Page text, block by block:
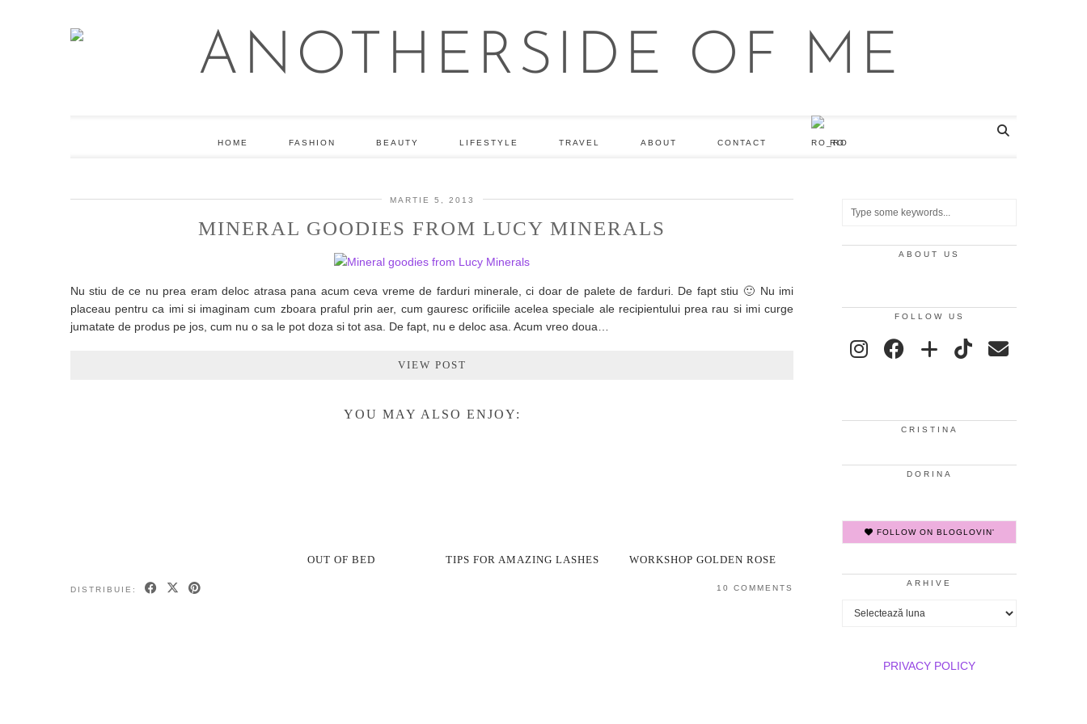
HOME FASHION BEAUTY LIFESTYLE TRAVEL ABOUT CONTACT RO
MARTIE 5, 2013
MINERAL GOODIES FROM LUCY MINERALS
Nu stiu de ce nu prea eram deloc atrasa pana acum ceva vreme de farduri minerale, ci doar de palete de farduri. De fapt stiu 🙂 Nu imi
placeau pentru ca imi si imaginam cum zboara praful prin aer, cum gauresc orificiile acelea speciale ale recipientului prea rau si imi curge
jumatate de produs pe jos, cum nu o sa le pot doza si tot asa. De fapt, nu e deloc asa. Acum vreo doua…
VIEW POST
YOU MAY ALSO ENJOY:
OUT OF BED TIPS FOR AMAZING LASHES WORKSHOP GOLDEN ROSE
DISTRIBUIE: 10 COMMENTS
ABOUT US
FOLLOW US
CRISTINA
DORINA
FOLLOW ON BLOGLOVIN'
ARHIVE
Arhive
PRIVACY POLICY